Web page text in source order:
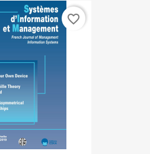
favorite_border